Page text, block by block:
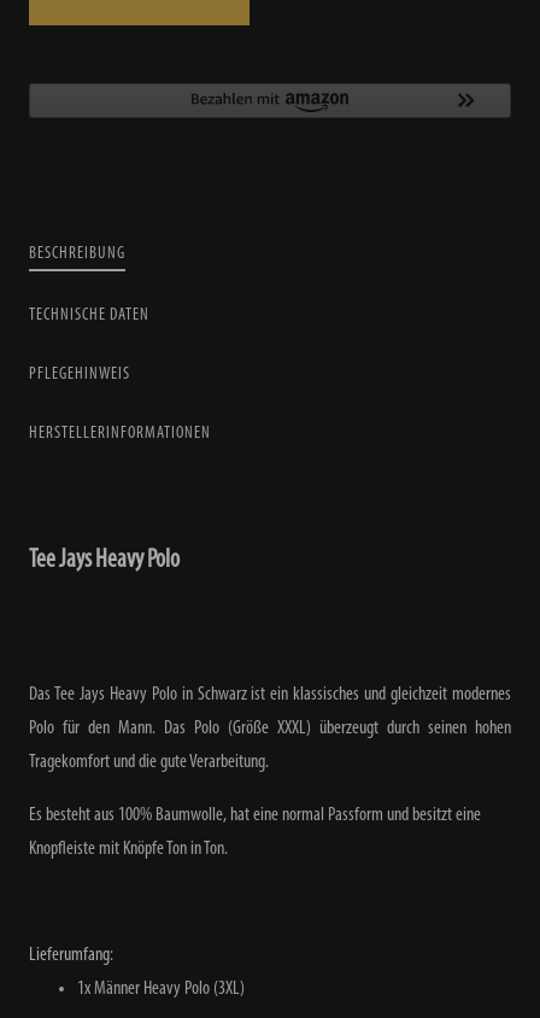
BESCHREIBUNG
TECHNISCHE DATEN
PFLEGEHINWEIS
HERSTELLERINFORMATIONEN
Tee Jays Heavy Polo
Das Tee Jays Heavy Polo in Schwarz ist ein klassisches und gleichzeit modernes
Polo für den Mann. Das Polo (Größe XXXL) überzeugt durch seinen hohen
Tragekomfort und die gute Verarbeitung.
Es besteht aus 100% Baumwolle, hat eine normal Passform und besitzt eine
Knopfleiste mit Knöpfe Ton in Ton.
Lieferumfang:
1x Männer Heavy Polo (3XL)